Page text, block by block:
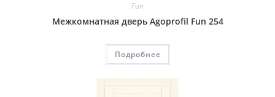
Fun
Межкомнатная дверь Agoprofil Fun 254
Подробнее